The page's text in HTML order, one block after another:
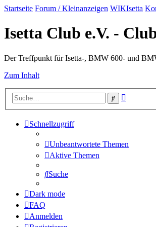
Startseite Forum / Kleinanzeigen WIKIsetta
Isetta Club e.V. -
Der Treffpunkt für Isetta-, BMW 600- und
Zum Inhalt
Suche
Schnellzugriff
Unbeantwortete Themen
Aktive Themen
Suche
Dark mode
FAQ
Anmelden